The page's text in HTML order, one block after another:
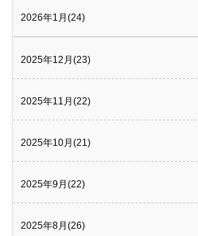
2026年1月(24)
2025年12月(23)
2025年11月(22)
2025年10月(21)
2025年9月(22)
2025年8月(26)